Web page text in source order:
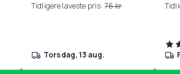
Tidligere laveste pris: 76 kr
torsdag, 13 aug.